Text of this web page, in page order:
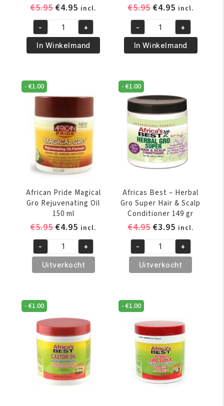
€5.95Oorspronkelijke
was:
€5.95.
€4.95 Huidige
prijs
is:
€4.95.
incl.
African
Pride
Magical
Maximum
Herbal
150
gr
aantal
- +
In Winkelmand
€5.95 Oorspronkelijke
was:
€5.95.
€4.95Huidige
prijs
is:
€4.95.
incl.
African
Pride
Magical
Rejuvenating
Herbal
Formula
150
gr
aantal
- +
In Winkelmand
-€1.00
African Pride Magical
Gro Rejuvenating Oil
150 ml
€5.95Oorspronkelijke
was:
€5.95.
€4.95 Huidige
prijs
is:
€4.95.
incl.
African
Pride
Magical
Rejuvenating
Oil
150
ml
aantal
- +
Uitverkocht
-€1.00
Africas Best – Herbal
Gro Super Hair & Scalp
Conditioner 149 gr
€4.95 Oorspronkelijke
was:
€4.95.
€3.95Huidige
prijs
is:
€3.95.
incl.
Africas
Best
-
Gro
Super
Hair
&
Scalp
Conditioner
149
- +
Uitverkocht
-€1.00 -€1.00